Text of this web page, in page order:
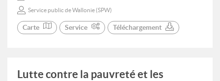
Service public de Wallonie (SPW)
Carte Service Téléchargement
Lutte contre la pauvreté et les